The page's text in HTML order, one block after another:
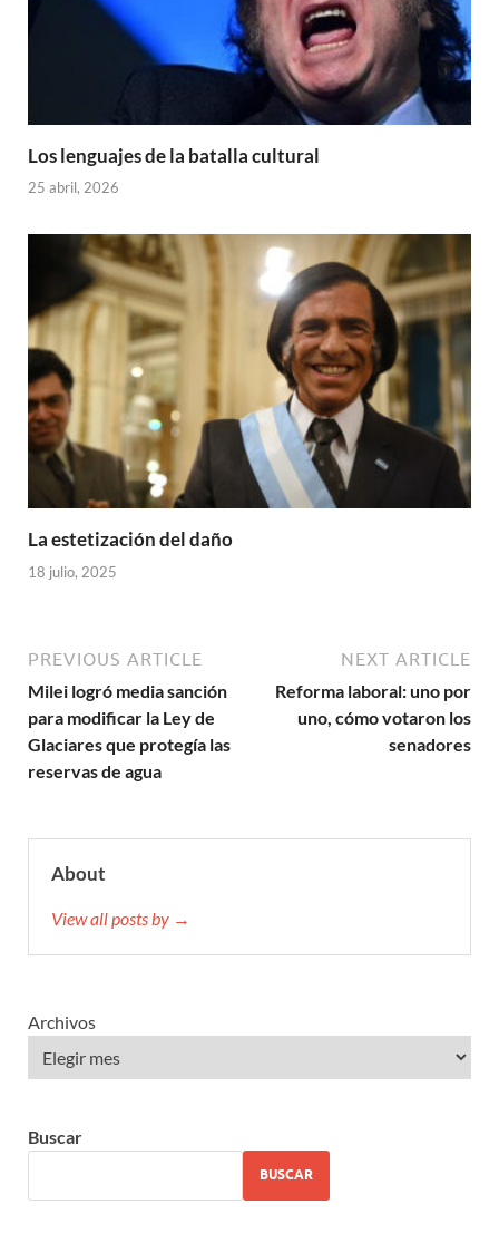
Los lenguajes de la batalla cultural
25 abril, 2026
La estetización del daño
18 julio, 2025
PREVIOUS ARTICLE
Milei logró media sanción
para modificar la Ley de
Glaciares que protegía las
reservas de agua
NEXT ARTICLE
Reforma laboral: uno por
uno, cómo votaron los
senadores
About
View all posts by →
Archivos
Buscar
BUSCAR